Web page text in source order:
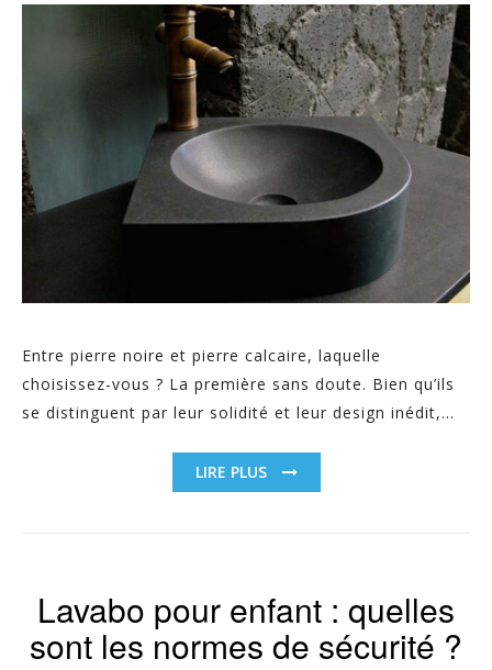
Entre pierre noire et pierre calcaire, laquelle
choisissez-vous ? La première sans doute. Bien qu’ils
se distinguent par leur solidité et leur design inédit,...
LIRE PLUS
Lavabo pour enfant : quelles
sont les normes de sécurité ?